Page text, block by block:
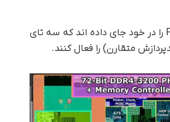
در اطراف اینها، کنترلرهای IO قرار دارند. سمت چپ و راست پنج کنترلر PCIe 4.0 x16 را در خود جای داده اند که سه تای